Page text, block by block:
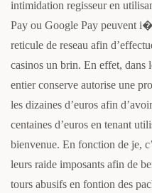
intimidation regisseur en
Pay ou Google Pay peuvent
reticule de reseau afin
casinos un brin. En effet, dans
entier conserve autorise une
les dizaines d’euros afin
centaines d’euros en tenant
bienvenue. En fonction de je,
leurs raide imposants afin de
tours abusifs en fontion des